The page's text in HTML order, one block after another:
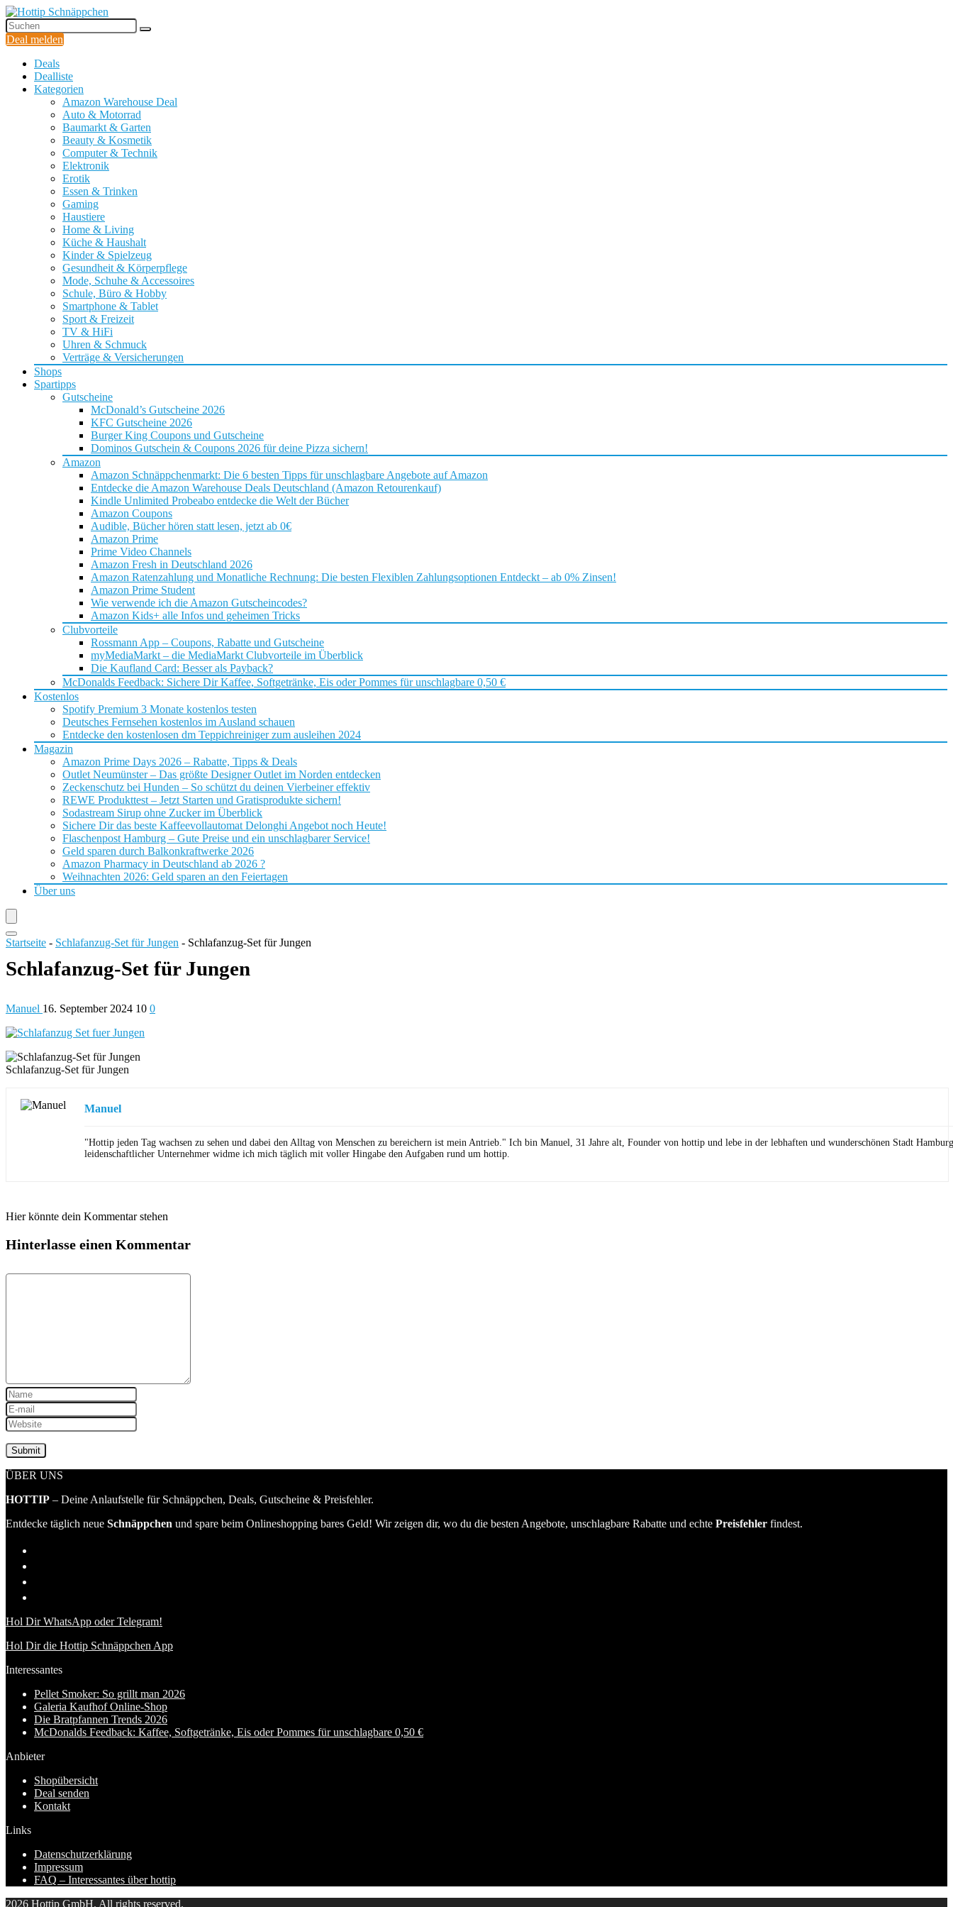
Deal melden
Deals
Dealliste
Kategorien
Amazon Warehouse Deal
Auto & Motorrad
Baumarkt & Garten
Beauty & Kosmetik
Computer & Technik
Elektronik
Erotik
Essen & Trinken
Gaming
Haustiere
Home & Living
Küche & Haushalt
Kinder & Spielzeug
Gesundheit & Körperpflege
Mode, Schuhe & Accessoires
Schule, Büro & Hobby
Smartphone & Tablet
Sport & Freizeit
TV & HiFi
Uhren & Schmuck
Verträge & Versicherungen
Shops
Spartipps
Gutscheine
McDonald’s Gutscheine 2026
KFC Gutscheine 2026
Burger King Coupons und Gutscheine
Dominos Gutschein & Coupons 2026 für deine Pizza sichern!
Amazon
Amazon Schnäppchenmarkt: Die 6 besten Tipps für unschlagbare Angebote auf Amazon
Entdecke die Amazon Warehouse Deals Deutschland (Amazon Retourenkauf)
Kindle Unlimited Probeabo entdecke die Welt der Bücher
Amazon Coupons
Audible, Bücher hören statt lesen, jetzt ab 0€
Amazon Prime
Prime Video Channels
Amazon Fresh in Deutschland 2026
Amazon Ratenzahlung und Monatliche Rechnung: Die besten Flexiblen Zahlungsoptionen Entdeckt – ab 0% Zinsen!
Amazon Prime Student
Wie verwende ich die Amazon Gutscheincodes?
Amazon Kids+ alle Infos und geheimen Tricks
Clubvorteile
Rossmann App – Coupons, Rabatte und Gutscheine
myMediaMarkt – die MediaMarkt Clubvorteile im Überblick
Die Kaufland Card: Besser als Payback?
McDonalds Feedback: Sichere Dir Kaffee, Softgetränke, Eis oder Pommes für unschlagbare 0,50 €
Kostenlos
Spotify Premium 3 Monate kostenlos testen
Deutsches Fernsehen kostenlos im Ausland schauen
Entdecke den kostenlosen dm Teppichreiniger zum ausleihen 2024
Magazin
Amazon Prime Days 2026 – Rabatte, Tipps & Deals
Outlet Neumünster – Das größte Designer Outlet im Norden entdecken
Zeckenschutz bei Hunden – So schützt du deinen Vierbeiner effektiv
REWE Produkttest – Jetzt Starten und Gratisprodukte sichern!
Sodastream Sirup ohne Zucker im Überblick
Sichere Dir das beste Kaffeevollautomat Delonghi Angebot noch Heute!
Flaschenpost Hamburg – Gute Preise und ein unschlagbarer Service!
Geld sparen durch Balkonkraftwerke 2026
Amazon Pharmacy in Deutschland ab 2026 ?
Weihnachten 2026: Geld sparen an den Feiertagen
Über uns
Startseite - Schlafanzug-Set für Jungen - Schlafanzug-Set für Jungen
Schlafanzug-Set für Jungen
Manuel 16. September 2024 10 0
Schlafanzug-Set für Jungen
Manuel
"Hottip jeden Tag wachsen zu sehen und dabei den Alltag von Menschen zu bereichern ist mein Antrieb." Ich bin Manuel, 31 Jahre alt, Founder von hottip und lebe in der lebhaften und wunderschönen Stadt
leidenschaftlicher Unternehmer widme ich mich täglich mit voller Hingabe den Aufgaben rund um hottip.
Hier könnte dein Kommentar stehen
Hinterlasse einen Kommentar
ÜBER UNS
HOTTIP – Deine Anlaufstelle für Schnäppchen, Deals, Gutscheine & Preisfehler.
Entdecke täglich neue Schnäppchen und spare beim Onlineshopping bares Geld! Wir zeigen dir, wo du die besten Angebote, unschlagbare Rabatte und echte Preisfehler findest.
Hol Dir WhatsApp oder Telegram!
Hol Dir die Hottip Schnäppchen App
Interessantes
Pellet Smoker: So grillt man 2026
Galeria Kaufhof Online-Shop
Die Bratpfannen Trends 2026
McDonalds Feedback: Kaffee, Softgetränke, Eis oder Pommes für unschlagbare 0,50 €
Anbieter
Shopübersicht
Deal senden
Kontakt
Links
Datenschutzerklärung
Impressum
FAQ – Interessantes über hottip
2026 Hottip GmbH. All rights reserved.